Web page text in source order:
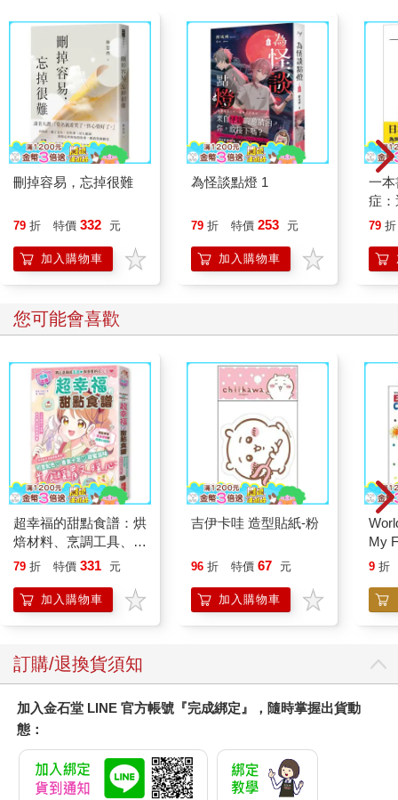
刪掉容易，忘掉很難
79 折 特價 332 元
加入購物車
為怪談點燈 1
79 折 特價 253 元
加入購物車
一
症
開
的
79 折
您可能會喜歡
超幸福的甜點食譜：烘
焙材料、烹調工具、可
愛配色【閃亮女孩6】
79 折 特價 331 元
加入購物車
吉伊卡哇 造型貼紙-粉
96 折 特價 67 元
加入購物車
My
9 折
訂購/退換貨須知
加入金石堂 LINE 官方帳號『完成綁定』，隨時掌握出貨動
態：